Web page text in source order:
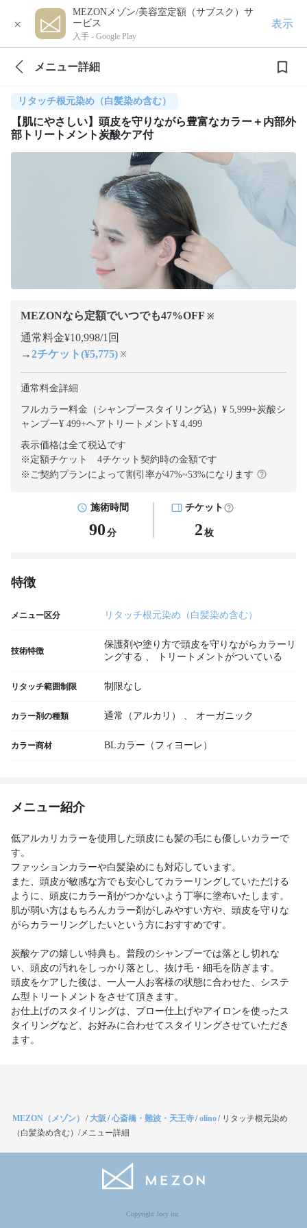
×
MEZONメゾン/美容室定額（サブスク）サ
ービス
入手 - Google Play
表示
メニュー詳細
リタッチ根元染め（白髪染め含む）
【肌にやさしい】頭皮を守りながら豊富なカラー＋内部外
部トリートメント炭酸ケア付
MEZONなら定額でいつでも47%OFF ※
通常料金¥10,998/1回
→2チケット(¥5,775) ※
通常料金詳細
フルカラー料金（シャンプースタイリング込）¥ 5,999+炭酸シ
ャンプー¥ 499+ヘアトリートメント¥ 4,499
表示価格は全て税込です
※定額チケット 4チケット契約時の金額です
※ご契約プランによって割引率が47%~53%になります
施術時間
90 分
チケット
2 枚
特徴
メニュー区分 リタッチ根元染め（白髪染め含む）
技術特徴
保護剤や塗り方で頭皮を守りながらカラーリ
ングする 、 トリートメントがついている
リタッチ範囲制限 制限なし
カラー剤の種類 通常（アルカリ） 、 オーガニック
カラー商材 BLカラー（フィヨーレ）
メニュー紹介
低アルカリカラーを使用した頭皮にも髪の毛にも優しいカラーで
す。
ファッションカラーや白髪染めにも対応しています。
また、頭皮が敏感な方でも安心してカラーリングしていただける
ように、頭皮にカラー剤がつかないよう丁寧に塗布いたします。
肌が弱い方はもちろんカラー剤がしみやすい方や、頭皮を守りな
がらカラーリングしたいという方におすすめです。
炭酸ケアの嬉しい特典も。普段のシャンプーでは落とし切れな
い、頭皮の汚れをしっかり落とし、抜け毛・細毛を防ぎます。
頭皮をケアした後は、一人一人お客様の状態に合わせた、システ
ム型トリートメントをさせて頂きます。
お仕上げのスタイリングは、ブロー仕上げやアイロンを使ったス
タイリングなど、お好みに合わせてスタイリングさせていただき
MEZON（メゾン） /大阪 /心斎橋・難波・天王寺/olino/ リタッチ根元染め
（白髪染め含む）/メニュー詳細
Copyright Jocy inc.